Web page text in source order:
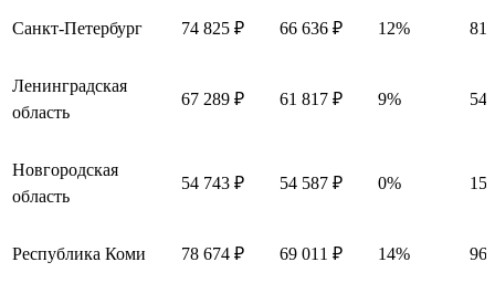
Санкт-Петербург 74 825 ₽ 66 636 ₽ 12%
Ленинградская
область
67 289 ₽ 61 817 ₽ 9%
Новгородская
область
54 743 ₽ 54 587 ₽ 0%
Республика Коми 78 674 ₽ 69 011 ₽ 14%